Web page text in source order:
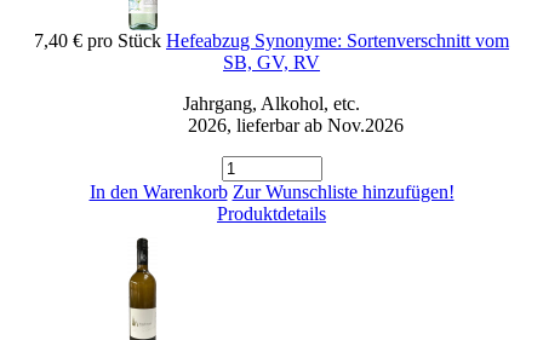
7,40 € pro Stück Hefeabzug Synonyme: Sortenverschnitt vom
SB, GV, RV
Jahrgang, Alkohol, etc.
2026, lieferbar ab Nov.2026
In den Warenkorb Zur Wunschliste hinzufügen!
Produktdetails